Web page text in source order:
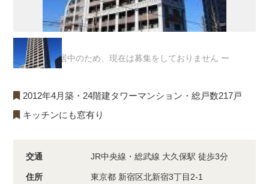
ー 入居中のため、現在は募集をしておりません ー
2012年4月築・24階建タワーマンション・総戸数217戸
キッチンにも窓有り
交通 JR中央線・総武線 大久保駅 徒歩3分
住所 東京都 新宿区北新宿3丁目2-1